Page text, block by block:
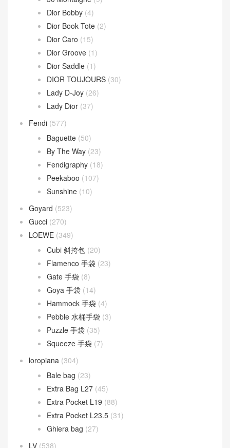
Dior Bobby (4)
Dior Book Tote (2)
Dior Caro (15)
Dior Groove (1)
Dior Saddle (1)
DIOR TOUJOURS (30)
Lady D-Joy (26)
Lady Dior (37)
Fendi (577)
Baguette (50)
By The Way (23)
Fendigraphy (18)
Peekaboo (107)
Sunshine (10)
Goyard (523)
Gucci (270)
LOEWE (349)
Cubi 斜挎包 (20)
Flamenco 手袋 (23)
Gate 手袋 (8)
Goya 手袋 (14)
Hammock 手袋 (4)
Pebble 水桶手袋 (3)
Puzzle 手袋 (35)
Squeeze 手袋 (7)
loropiana (304)
Bale bag (23)
Extra Bag L27 (45)
Extra Pocket L19 (88)
Extra Pocket L23.5 (31)
Ghiera bag (27)
LV (538)